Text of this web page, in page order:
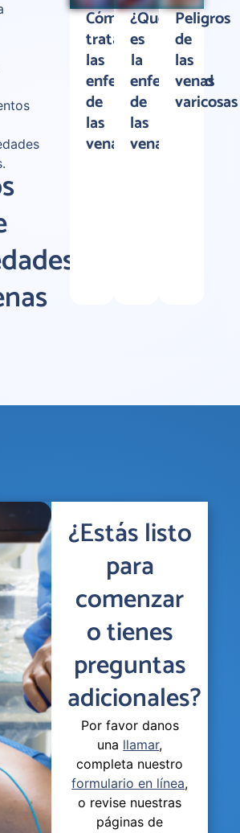
Cómo
tratamos
las
enfermedades
de
las
venas
¿Qué
es
la
enfermedad
de
las
venas?
Peligros
de
las
venas
varicosas
¿Estás listo
para
comenzar
o tienes
preguntas
adicionales?
Por favor danos
una llamar,
completa nuestro
formulario en línea,
o revise nuestras
páginas de